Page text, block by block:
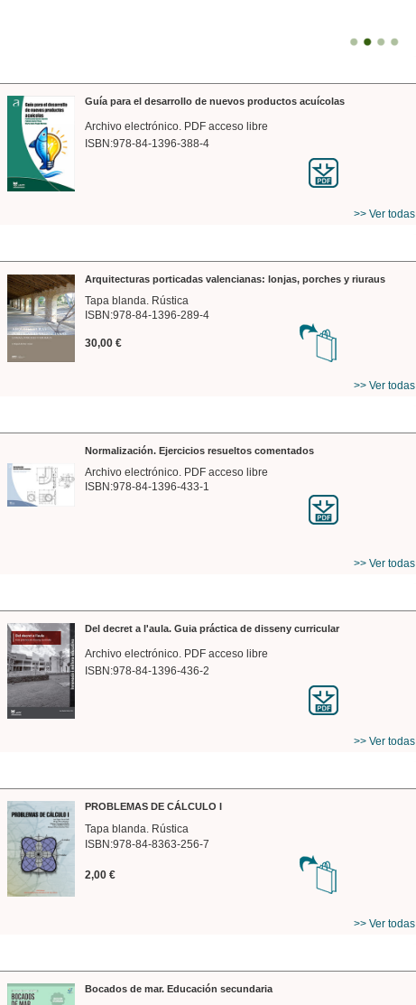
Guía para el desarrollo de nuevos productos acuícolas
Archivo electrónico. PDF acceso libre
ISBN:978-84-1396-388-4
>> Ver todas
Arquitecturas porticadas valencianas: lonjas, porches y riuraus
Tapa blanda. Rústica
ISBN:978-84-1396-289-4
30,00 €
>> Ver todas
Normalización. Ejercicios resueltos comentados
Archivo electrónico. PDF acceso libre
ISBN:978-84-1396-433-1
>> Ver todas
Del decret a l'aula. Guia práctica de disseny curricular
Archivo electrónico. PDF acceso libre
ISBN:978-84-1396-436-2
>> Ver todas
PROBLEMAS DE CÁLCULO I
Tapa blanda. Rústica
ISBN:978-84-8363-256-7
2,00 €
>> Ver todas
Bocados de mar. Educación secundaria